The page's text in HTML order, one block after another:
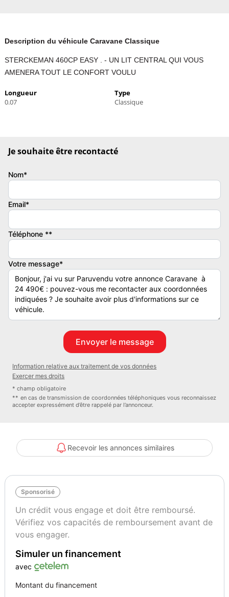
Description du véhicule Caravane Classique
STERCKEMAN 460CP EASY . - UN LIT CENTRAL QUI VOUS
AMENERA TOUT LE CONFORT VOULU
Longueur
0.07
Type
Classique
Je souhaite être recontacté
Nom*
Email*
Téléphone **
Votre message*
Information relative aux traitement de vos données
Exercer mes droits
* champ obligatoire
** en cas de transmission de coordonnées téléphoniques vous reconnaissez
accepter expressément d’être rappelé par l’annonceur.
Recevoir les annonces similaires
Sponsorisé
Un crédit vous engage et doit être remboursé.
Vérifiez vos capacités de remboursement avant de
vous engager.
Simuler un financement
avec
Montant du financement